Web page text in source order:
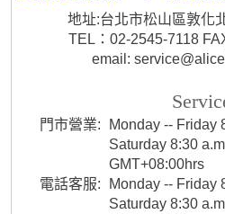
地址:台北市松山區敦化
TEL：02-2545-7118
email:
門市營業:
Monday -- Friday
Saturday 8:30
GMT+08:00hrs
電話客服:
Monday -- Friday
Saturday 8:30